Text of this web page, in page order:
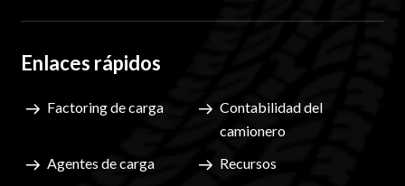
Enlaces rápidos
Factoring de carga
Contabilidad del
camionero
Agentes de carga
Recursos